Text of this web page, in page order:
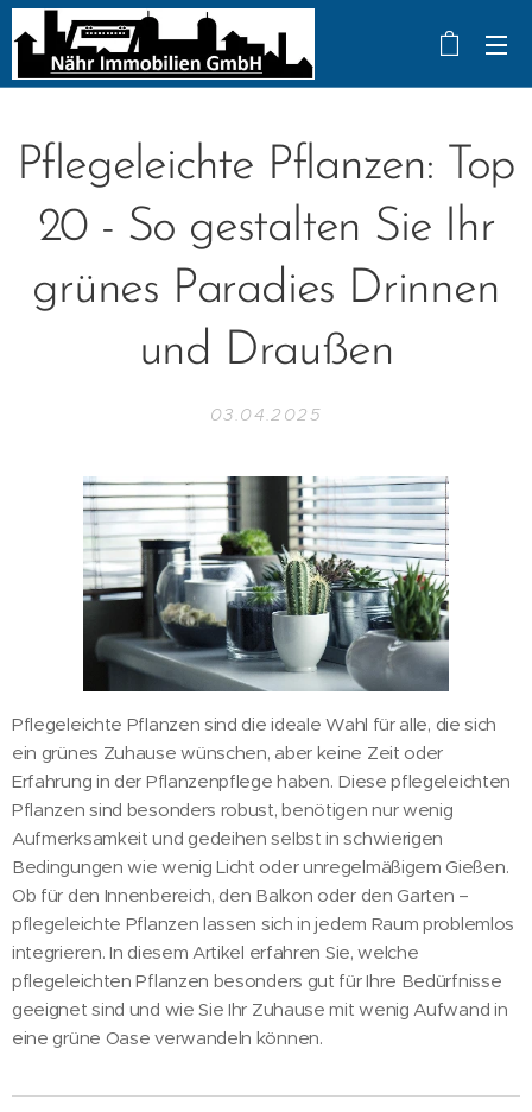
Pflegeleichte Pflanzen: Top
20 - So gestalten Sie Ihr
grünes Paradies Drinnen
und Draußen
03.04.2025
Pflegeleichte Pflanzen sind die ideale Wahl für alle, die sich
ein grünes Zuhause wünschen, aber keine Zeit oder
Erfahrung in der Pflanzenpflege haben. Diese pflegeleichten
Pflanzen sind besonders robust, benötigen nur wenig
Aufmerksamkeit und gedeihen selbst in schwierigen
Bedingungen wie wenig Licht oder unregelmäßigem Gießen.
Ob für den Innenbereich, den Balkon oder den Garten –
pflegeleichte Pflanzen lassen sich in jedem Raum problemlos
integrieren. In diesem Artikel erfahren Sie, welche
pflegeleichten Pflanzen besonders gut für Ihre Bedürfnisse
geeignet sind und wie Sie Ihr Zuhause mit wenig Aufwand in
eine grüne Oase verwandeln können.